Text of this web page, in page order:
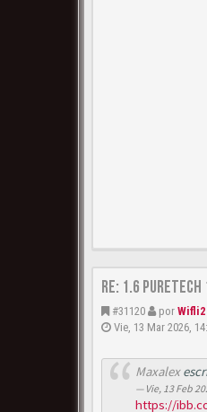
Re: 1.6
#31120 por Wifli2
Vie, 13 Mar 2026,
Maxalex
Vie, 13 Feb
https://